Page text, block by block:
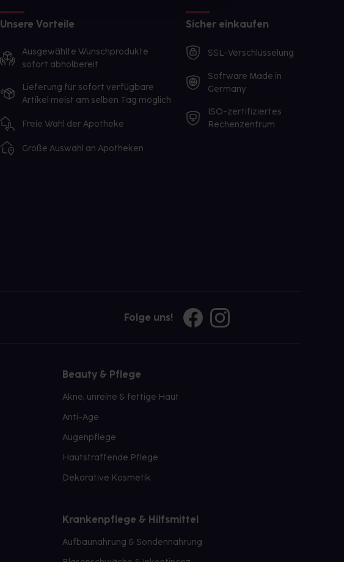
Unsere Vorteile
Ausgewählte Wunschprodukte
sofort abholbereit
Lieferung für sofort verfügbare
Artikel meist am selben Tag möglich
Freie Wahl der Apotheke
Große Auswahl an Apotheken
Sicher einkaufen
SSL-Verschlüsselung
Software Made in
Germany
ISO-zertifiziertes
Rechenzentrum
Folge uns!
Beauty & Pflege
Akne, unreine & fettige Haut
Anti-Age
Augenpflege
Hautstraffende Pflege
Dekorative Kosmetik
Krankenpflege & Hilfsmittel
Aufbaunahrung & Sondennahrung